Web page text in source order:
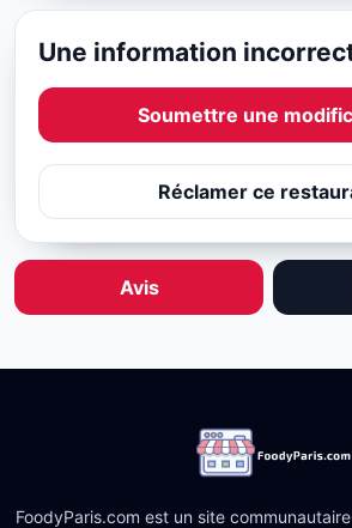
Une information
Soumettre une
Réclamer ce
Avis
FoodyParis.com est un site